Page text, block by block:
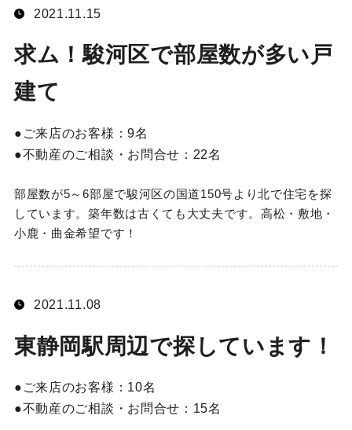
2021.11.15
求ム！駿河区で部屋数が多い戸
建て
ご来店のお客様：9名
不動産のご相談・お問合せ： 22名
部屋数が5～6部屋で駿河区の国道150号より北で住宅を探
しています。築年数は古くても大丈夫です。高松・敷地・
小鹿・曲金希望です！
2021.11.08
東静岡駅周辺で探しています！
ご来店のお客様： 10名
不動産のご相談・お問合せ： 15名